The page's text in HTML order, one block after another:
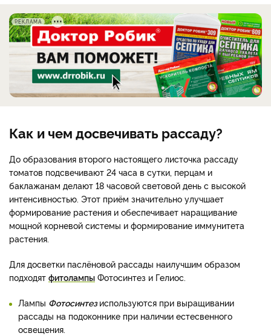
РЕКЛАМА
Как и чем досвечивать рассаду?
До образования второго настоящего листочка рассаду
томатов подсвечивают 24 часа в сутки, перцам и
баклажанам делают 18 часовой световой день с высокой
интенсивностью. Этот приём значительно улучшает
формирование растения и обеспечивает наращивание
мощной корневой системы и формирование иммунитета
растения.
Для досветки паслёновой рассады наилучшим образом
подходят фитолампы Фотосинтез и Гелиос.
Лампы Фотосинтезиспользуются при выращивании
рассады на подоконнике при наличии естесвенного
освещения.